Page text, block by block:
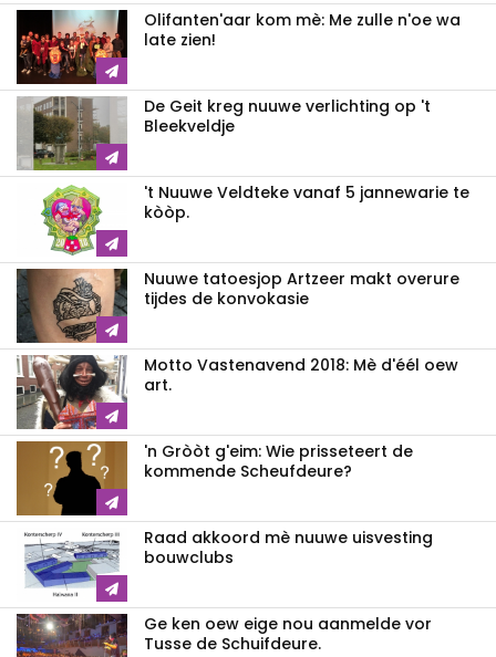
Olifanten'aar kom mè: Me zulle n'oe wa
late zien!
De Geit kreg nuuwe verlichting op 't
Bleekveldje
't Nuuwe Veldteke vanaf 5 jannewarie te
kòòp.
Nuuwe tatoesjop Artzeer makt overure
tijdes de konvokasie
Motto Vastenavend 2018: Mè d'éél oew
art.
'n Gròòt g'eim: Wie prisseteert de
kommende Scheufdeure?
Raad akkoord mè nuuwe uisvesting
bouwclubs
Ge ken oew eige nou aanmelde vor
Tusse de Schuifdeure.